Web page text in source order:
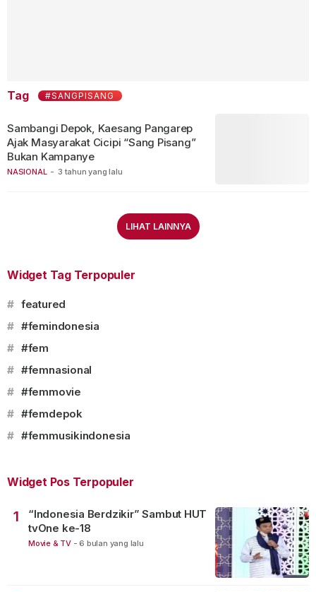
Tag #SANGPISANG
NASIONAL - 3 tahun yang lalu
Sambangi Depok, Kaesang Pangarep
Ajak Masyarakat Cicipi “Sang Pisang”
Bukan Kampanye
LIHAT LAINNYA
Widget Tag Terpopuler
# featured
# #femindonesia
# #fem
# #femnasional
# #femmovie
# #femdepok
# #femmusikindonesia
Widget Pos Terpopuler
1
“Indonesia Berdzikir” Sambut HUT
tvOne ke-18
Movie & TV - 6 bulan yang lalu